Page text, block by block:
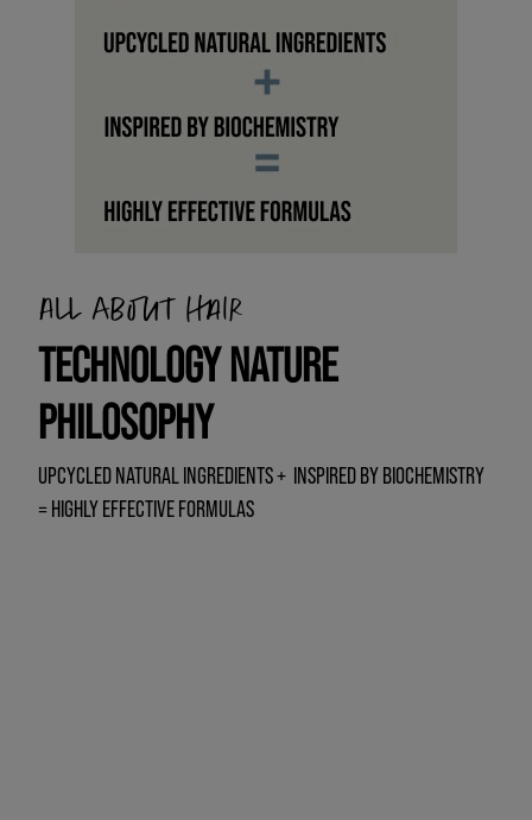
All about hair
TECHNOLOGY NATURE
PHILOSOPHY
UPCYCLED NATURAL INGREDIENTS + INSPIRED BY BIOCHEMISTRY
= HIGHLY EFFECTIVE FORMULAS